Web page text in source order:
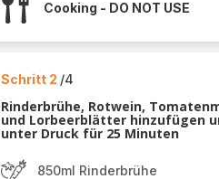
Cooking - DO NOT USE
Schritt 2 /4
Rinderbrühe, Rotwein,
und Lorbeerblätter hinzufügen
unter Druck für 25 Minuten
850ml Rinderbrühe